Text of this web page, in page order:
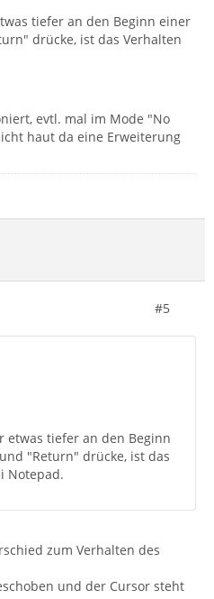
tiefer an den Beginn einer
drücke, ist das Verhalten
evtl. mal im Mode "No
haut da eine Erweiterung
#5
etwas tiefer an den Beginn
"Return" drücke, ist das
Notepad.
zum Verhalten des
und der Cursor steht